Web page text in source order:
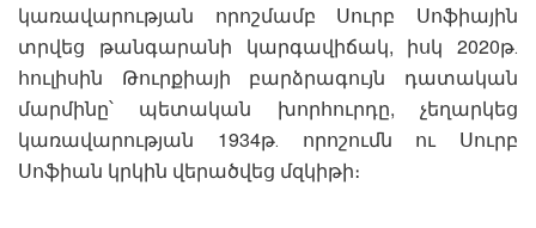
կառավարության որոշմամբ Սուրբ Սոֆիային
տրվեց թանգարանի կարգավիճակ, իսկ 2020թ․
հուլիսին Թուրքիայի բարձրագույն դատական
մարմինը՝ պետական խորհուրդը, չեղարկեց
կառավարության 1934թ․ որոշումն ու Սուրբ
Սոֆիան կրկին վերածվեց մզկիթի։